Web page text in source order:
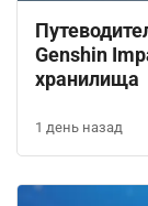
Genshin
хранилища
1 день назад